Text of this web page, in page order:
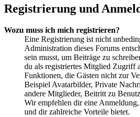
Registrierung und
Wozu muss ich mich registrieren?
Eine Registrierung ist nicht
Administration dieses Forums
sein musst, um Beiträge zu
du als registriertes Mitglied Zugriff
Funktionen, die Gästen nicht zur
Beispiel Avatarbilder, Private
andere Mitglieder, Beitritt zu
Wir empfehlen dir eine
und dir zahlreiche Vorteile bietet.